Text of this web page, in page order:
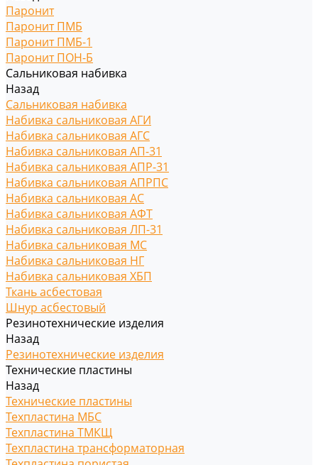
Паронит
Паронит ПМБ
Паронит ПМБ-1
Паронит ПОН-Б
Сальниковая набивка
Назад
Сальниковая набивка
Набивка сальниковая АГИ
Набивка сальниковая АГС
Набивка сальниковая АП-31
Набивка сальниковая АПР-31
Набивка сальниковая АПРПС
Набивка сальниковая АС
Набивка сальниковая АФТ
Набивка сальниковая ЛП-31
Набивка сальниковая МС
Набивка сальниковая НГ
Набивка сальниковая ХБП
Ткань асбестовая
Шнур асбестовый
Резинотехнические изделия
Назад
Резинотехнические изделия
Технические пластины
Назад
Технические пластины
Техпластина МБС
Техпластина ТМКЩ
Техпластина трансформаторная